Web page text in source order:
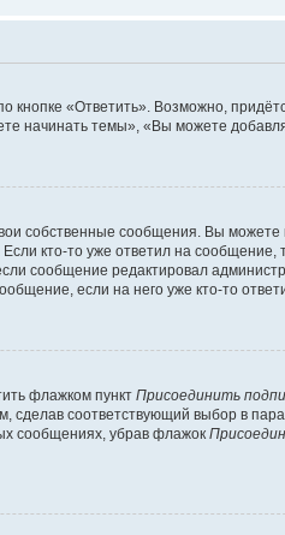
«Ответить». Возможно,
начинать темы», «Вы можете
собственные сообщения. Вы
кто-то уже ответил на
сообщение редактировал
если на него уже кто-то
флажком пункт Присоединить
сделав соответствующий выбор в
сообщениях, убрав флажок